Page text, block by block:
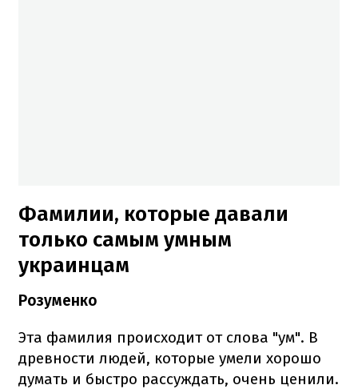
Фамилии, которые давали
только самым умным
украинцам
Розуменко
Эта фамилия происходит от слова "ум". В
древности людей, которые умели хорошо
думать и быстро рассуждать, очень ценили.